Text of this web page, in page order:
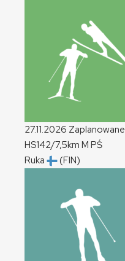
27.11.2026 Zaplanowane
HS142/7,5km M PŚ
Ruka
(FIN)